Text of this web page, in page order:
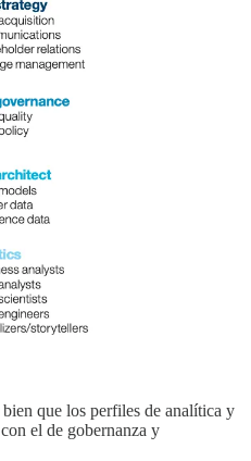
que los perfiles de analítica y
el de gobernanza y